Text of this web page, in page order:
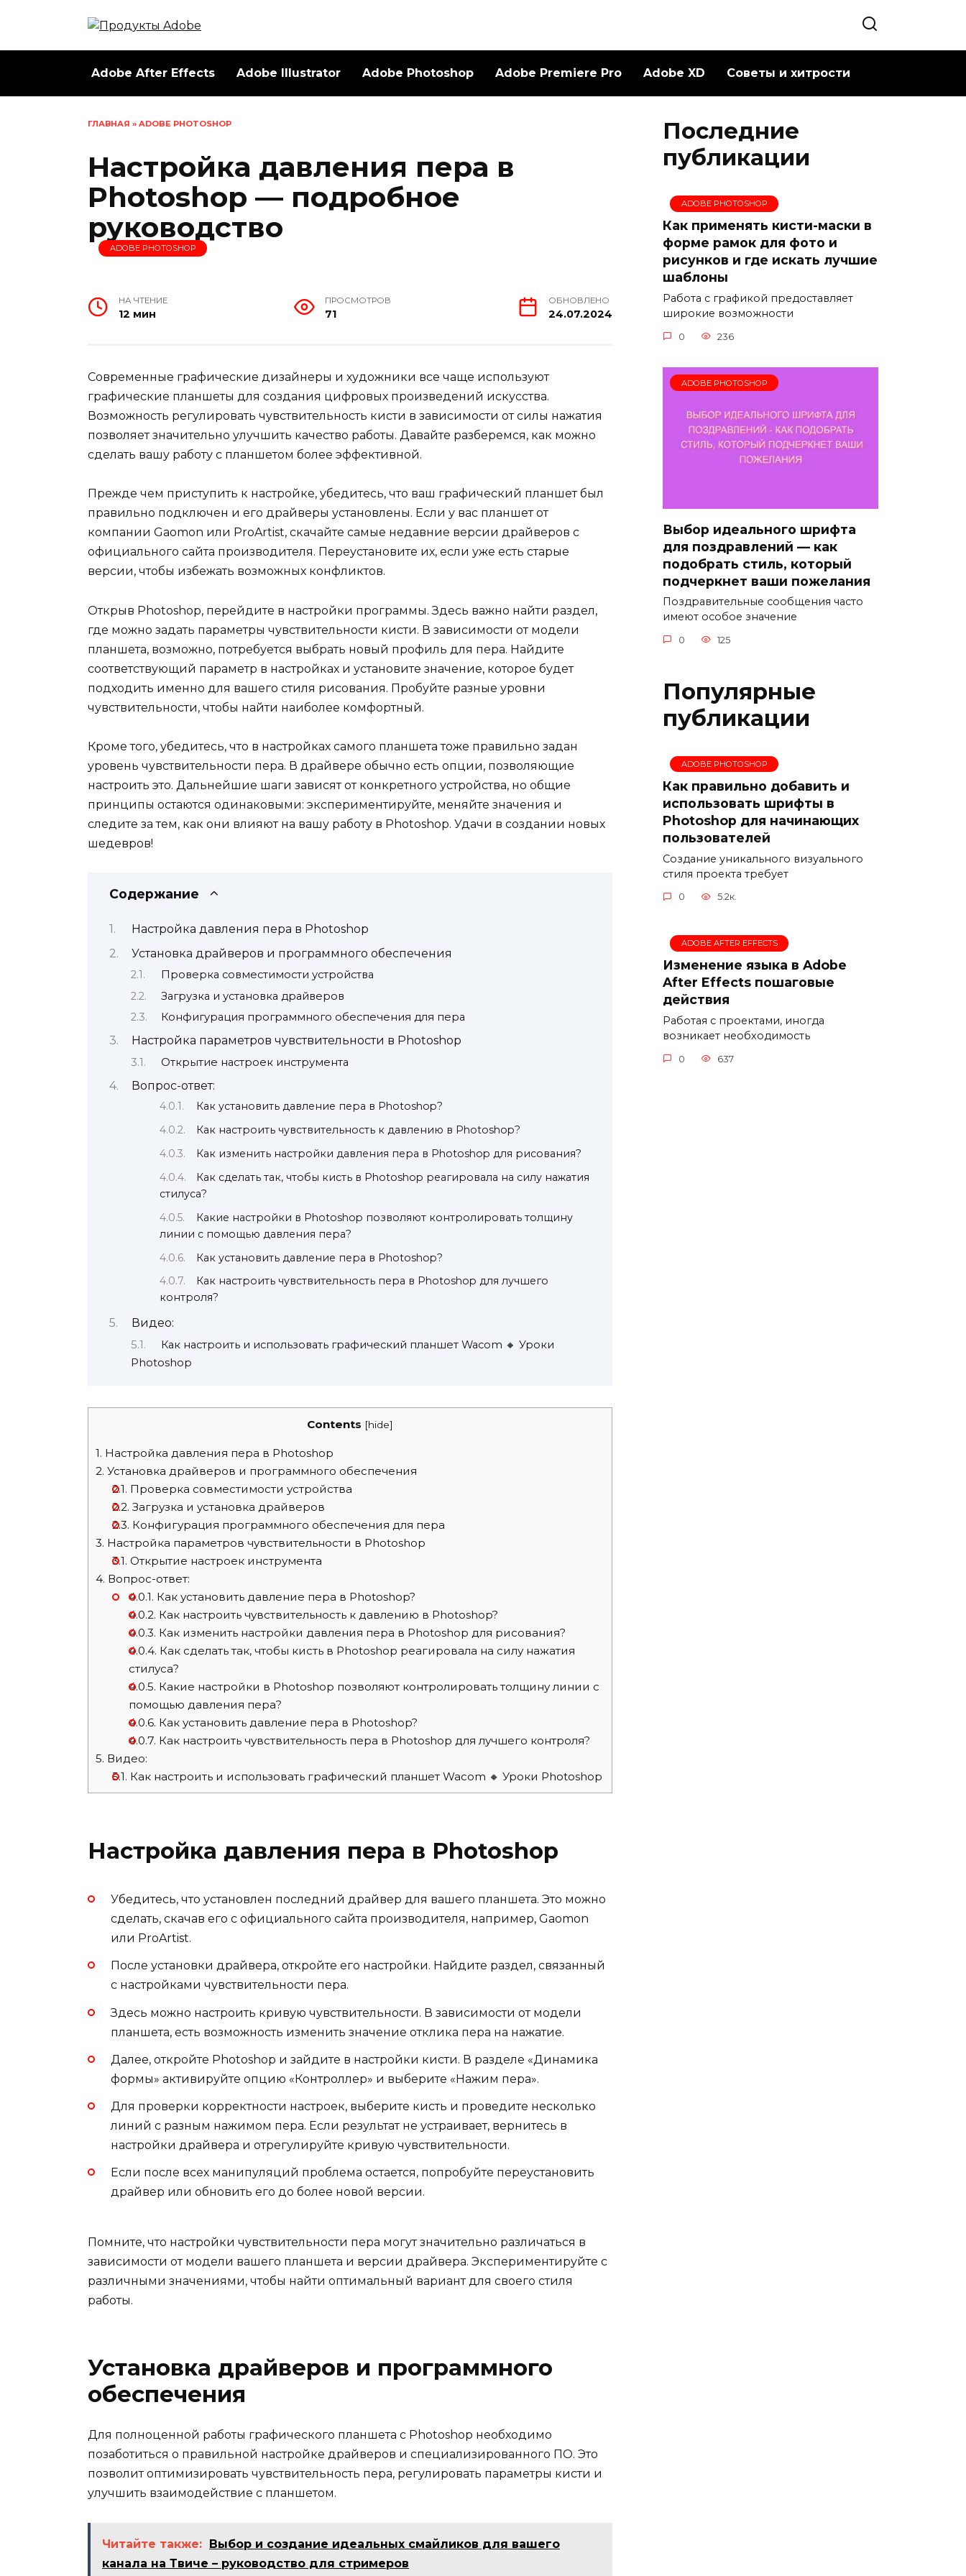
Adobe After Effects Adobe Illustrator Adobe Photoshop Adobe Premiere Pro Adobe XD Советы и хитрости
ГЛАВНАЯ » ADOBE PHOTOSHOP
Настройка давления пера в
Photoshop — подробное
руководство
ADOBE PHOTOSHOP
НА ЧТЕНИЕ
12 мин
ПРОСМОТРОВ
71
ОБНОВЛЕНО
24.07.2024
Современные графические дизайнеры и художники все чаще используют
графические планшеты для создания цифровых произведений искусства.
Возможность регулировать чувствительность кисти в зависимости от силы нажатия
позволяет значительно улучшить качество работы. Давайте разберемся, как можно
сделать вашу работу с планшетом более эффективной.
Прежде чем приступить к настройке, убедитесь, что ваш графический планшет был
правильно подключен и его драйверы установлены. Если у вас планшет от
компании Gaomon или ProArtist, скачайте самые недавние версии драйверов с
официального сайта производителя. Переустановите их, если уже есть старые
версии, чтобы избежать возможных конфликтов.
Открыв Photoshop, перейдите в настройки программы. Здесь важно найти раздел,
где можно задать параметры чувствительности кисти. В зависимости от модели
планшета, возможно, потребуется выбрать новый профиль для пера. Найдите
соответствующий параметр в настройках и установите значение, которое будет
подходить именно для вашего стиля рисования. Пробуйте разные уровни
чувствительности, чтобы найти наиболее комфортный.
Кроме того, убедитесь, что в настройках самого планшета тоже правильно задан
уровень чувствительности пера. В драйвере обычно есть опции, позволяющие
настроить это. Дальнейшие шаги зависят от конкретного устройства, но общие
принципы остаются одинаковыми: экспериментируйте, меняйте значения и
следите за тем, как они влияют на вашу работу в Photoshop. Удачи в создании новых
шедевров!
Содержание
Настройка давления пера в Photoshop
Установка драйверов и программного обеспечения
Проверка совместимости устройства
Загрузка и установка драйверов
Конфигурация программного обеспечения для пера
Настройка параметров чувствительности в Photoshop
Открытие настроек инструмента
Вопрос-ответ:
Как установить давление пера в Photoshop?
Как настроить чувствительность к давлению в Photoshop?
Как изменить настройки давления пера в Photoshop для рисования?
Как сделать так, чтобы кисть в Photoshop реагировала на силу нажатия
стилуса?
Какие настройки в Photoshop позволяют контролировать толщину
линии с помощью давления пера?
Как установить давление пера в Photoshop?
Как настроить чувствительность пера в Photoshop для лучшего
контроля?
Видео:
Как настроить и использовать графический планшет Wacom 🔸 Уроки
Photoshop
Contents [hide]
1. Настройка давления пера в Photoshop
2. Установка драйверов и программного обеспечения
2.1. Проверка совместимости устройства
2.2. Загрузка и установка драйверов
2.3. Конфигурация программного обеспечения для пера
3. Настройка параметров чувствительности в Photoshop
3.1. Открытие настроек инструмента
4. Вопрос-ответ:
4.0.1. Как установить давление пера в Photoshop?
4.0.2. Как настроить чувствительность к давлению в Photoshop?
4.0.3. Как изменить настройки давления пера в Photoshop для рисования?
4.0.4. Как сделать так, чтобы кисть в Photoshop реагировала на силу нажатия
стилуса?
4.0.5. Какие настройки в Photoshop позволяют контролировать толщину линии с
помощью давления пера?
4.0.6. Как установить давление пера в Photoshop?
4.0.7. Как настроить чувствительность пера в Photoshop для лучшего контроля?
5. Видео:
5.1. Как настроить и использовать графический планшет Wacom 🔸 Уроки Photoshop
Настройка давления пера в Photoshop
Убедитесь, что установлен последний драйвер для вашего планшета. Это можно
сделать, скачав его с официального сайта производителя, например, Gaomon
или ProArtist.
После установки драйвера, откройте его настройки. Найдите раздел, связанный
с настройками чувствительности пера.
Здесь можно настроить кривую чувствительности. В зависимости от модели
планшета, есть возможность изменить значение отклика пера на нажатие.
Далее, откройте Photoshop и зайдите в настройки кисти. В разделе «Динамика
формы» активируйте опцию «Контроллер» и выберите «Нажим пера».
Для проверки корректности настроек, выберите кисть и проведите несколько
линий с разным нажимом пера. Если результат не устраивает, вернитесь в
настройки драйвера и отрегулируйте кривую чувствительности.
Если после всех манипуляций проблема остается, попробуйте переустановить
драйвер или обновить его до более новой версии.
Помните, что настройки чувствительности пера могут значительно различаться в
зависимости от модели вашего планшета и версии драйвера. Экспериментируйте с
различными значениями, чтобы найти оптимальный вариант для своего стиля
работы.
Установка драйверов и программного
обеспечения
Для полноценной работы графического планшета с Photoshop необходимо
позаботиться о правильной настройке драйверов и специализированного ПО. Это
позволит оптимизировать чувствительность пера, регулировать параметры кисти и
улучшить взаимодействие с планшетом.
Читайте также: Выбор и создание идеальных смайликов для вашего
канала на Твиче – руководство для стримеров
Последние
публикации
ADOBE PHOTOSHOP
Как применять кисти-маски в
форме рамок для фото и
рисунков и где искать лучшие
шаблоны
Работа с графикой предоставляет
широкие возможности
0 236
ADOBE PHOTOSHOP
Выбор идеального шрифта
для поздравлений — как
подобрать стиль, который
подчеркнет ваши пожелания
Поздравительные сообщения часто
имеют особое значение
0 125
Популярные
публикации
ADOBE PHOTOSHOP
Как правильно добавить и
использовать шрифты в
Photoshop для начинающих
пользователей
Создание уникального визуального
стиля проекта требует
0 5.2к.
ADOBE AFTER EFFECTS
Изменение языка в Adobe
After Effects пошаговые
действия
Работая с проектами, иногда
возникает необходимость
0 637